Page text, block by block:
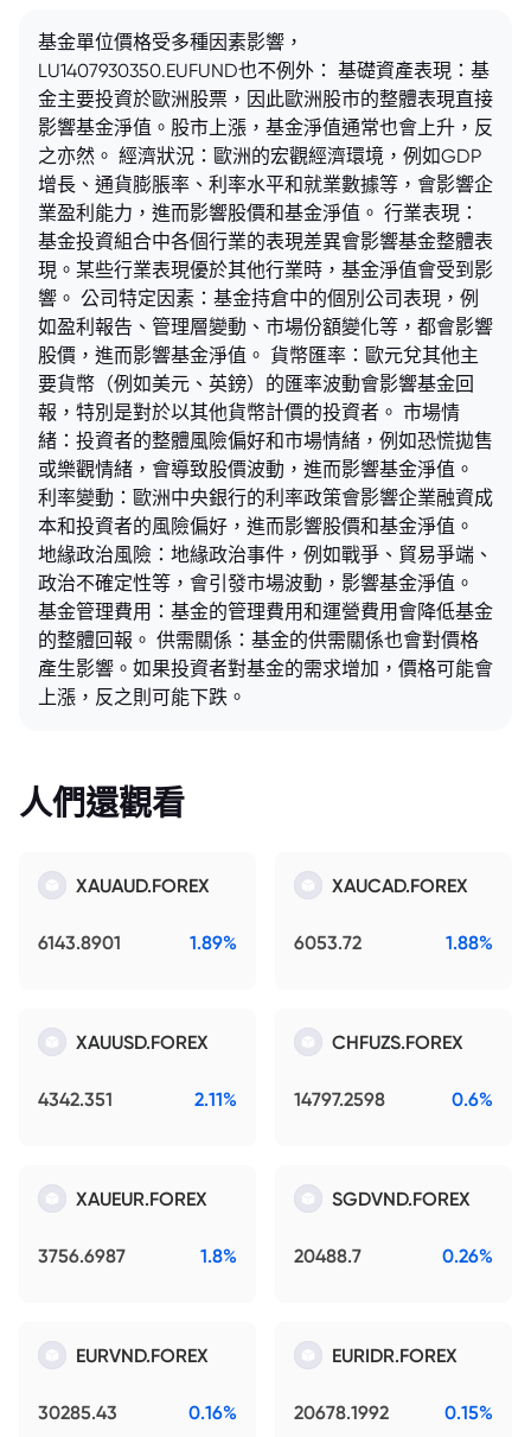
基金單位價格受多種因素影響，
LU1407930350.EUFUND也不例外： 基礎資產表現：基
金主要投資於歐洲股票，因此歐洲股市的整體表現直接
影響基金淨值。股市上漲，基金淨值通常也會上升，反
之亦然。 經濟狀況：歐洲的宏觀經濟環境，例如GDP
增長、通貨膨脹率、利率水平和就業數據等，會影響企
業盈利能力，進而影響股價和基金淨值。 行業表現：
基金投資組合中各個行業的表現差異會影響基金整體表
現。某些行業表現優於其他行業時，基金淨值會受到影
響。 公司特定因素：基金持倉中的個別公司表現，例
如盈利報告、管理層變動、市場份額變化等，都會影響
股價，進而影響基金淨值。 貨幣匯率：歐元兌其他主
要貨幣（例如美元、英鎊）的匯率波動會影響基金回
報，特別是對於以其他貨幣計價的投資者。 市場情
緒：投資者的整體風險偏好和市場情緒，例如恐慌拋售
或樂觀情緒，會導致股價波動，進而影響基金淨值。
利率變動：歐洲中央銀行的利率政策會影響企業融資成
本和投資者的風險偏好，進而影響股價和基金淨值。
地緣政治風險：地緣政治事件，例如戰爭、貿易爭端、
政治不確定性等，會引發市場波動，影響基金淨值。
基金管理費用：基金的管理費用和運營費用會降低基金
的整體回報。 供需關係：基金的供需關係也會對價格
產生影響。如果投資者對基金的需求增加，價格可能會
上漲，反之則可能下跌。
人們還觀看
XAUAUD.FOREX
6143.8901 1.89%
XAUCAD.FOREX
6053.72 1.88%
XAUUSD.FOREX
4342.351 2.11%
CHFUZS.FOREX
14797.2598 0.6%
XAUEUR.FOREX
3756.6987 1.8%
SGDVND.FOREX
20488.7 0.26%
EURVND.FOREX
30285.43 0.16%
EURIDR.FOREX
20678.1992 0.15%